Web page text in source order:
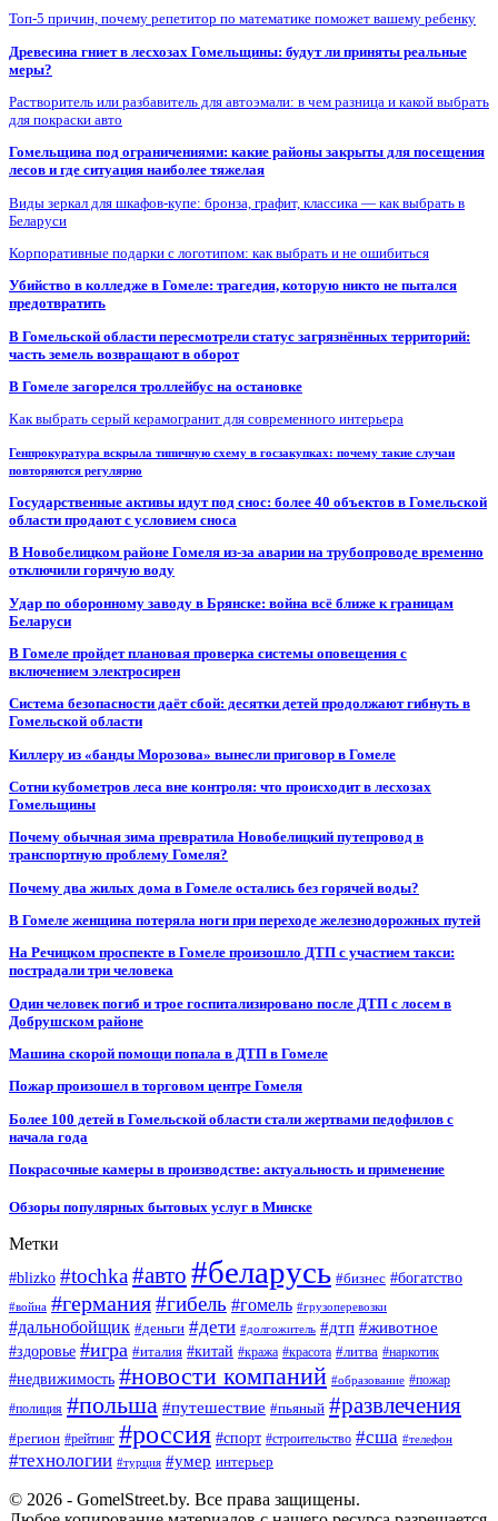
Топ-5 причин, почему репетитор по математике поможет вашему ребенку
Древесина гниет в лесхозах Гомельщины: будут ли приняты реальные
меры?
Растворитель или разбавитель для автоэмали: в чем разница и какой выбрать
для покраски авто
Гомельщина под ограничениями: какие районы закрыты для посещения
лесов и где ситуация наиболее тяжелая
Виды зеркал для шкафов-купе: бронза, графит, классика — как выбрать в
Беларуси
Корпоративные подарки с логотипом: как выбрать и не ошибиться
Убийство в колледже в Гомеле: трагедия, которую никто не пытался
предотвратить
В Гомельской области пересмотрели статус загрязнённых территорий:
часть земель возвращают в оборот
В Гомеле загорелся троллейбус на остановке
Как выбрать серый керамогранит для современного интерьера
Генпрокуратура вскрыла типичную схему в госзакупках: почему такие случаи
повторяются регулярно
Государственные активы идут под снос: более 40 объектов в Гомельской
области продают с условием сноса
В Новобелицком районе Гомеля из-за аварии на трубопроводе временно
отключили горячую воду
Удар по оборонному заводу в Брянске: война всё ближе к границам
Беларуси
В Гомеле пройдет плановая проверка системы оповещения с
включением электросирен
Система безопасности даёт сбой: десятки детей продолжают гибнуть в
Гомельской области
Киллеру из «банды Морозова» вынесли приговор в Гомеле
Сотни кубометров леса вне контроля: что происходит в лесхозах
Гомельщины
Почему обычная зима превратила Новобелицкий путепровод в
транспортную проблему Гомеля?
Почему два жилых дома в Гомеле остались без горячей воды?
В Гомеле женщина потеряла ноги при переходе железнодорожных путей
На Речицком проспекте в Гомеле произошло ДТП с участием такси:
пострадали три человека
Один человек погиб и трое госпитализировано после ДТП с лосем в
Добрушском районе
Машина скорой помощи попала в ДТП в Гомеле
Пожар произошел в торговом центре Гомеля
Более 100 детей в Гомельской области стали жертвами педофилов с
начала года
Покрасочные камеры в производстве: актуальность и применение
Обзоры популярных бытовых услуг в Минске
Метки
#blizko #tochka#авто #беларусь #бизнес #богатство
#война #германия#гибель #гомель #грузоперевозки
#дальнобойщик #деньги #дети #долгожитель #дтп #животное
#здоровье #игра #италия #китай #кража #красота #литва #наркотик
#недвижимость #новости компаний #образование #пожар
#полиция #польша #путешествие #пьяный #развлечения
#регион #рейтинг #россия #спорт #строительство #сша #телефон
#технологии #турция #умер интерьер
© 2026 - GomelStreet.by. Все права защищены.